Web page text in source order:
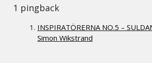
1 pingback
INSPIRATÖRERNA NO.5 –
Simon Wikstrand